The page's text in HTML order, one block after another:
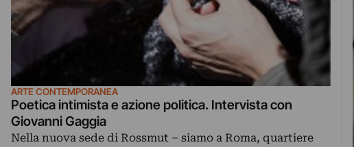
ARTE CONTEMPORANEA
Poetica intimista e azione politica. Intervista con
Giovanni Gaggia
Nella nuova sede di Rossmut – siamo a Roma, quartiere